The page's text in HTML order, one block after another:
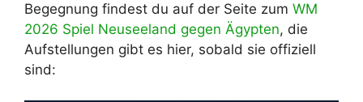
Begegnung findest du auf der Seite zum WM
2026 Spiel Neuseeland gegen Ägypten, die
Aufstellungen gibt es hier, sobald sie offiziell
sind: